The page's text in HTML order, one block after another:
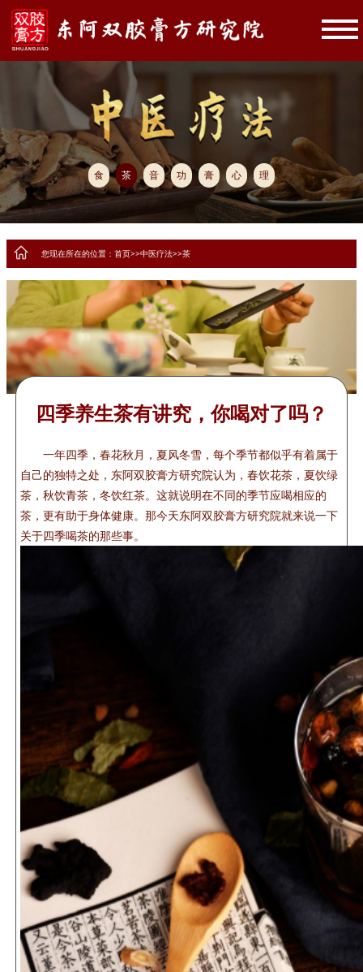
食 茶 音 功 膏 心 理
您现在所在的位置： 首页>>中医疗法>>茶
四季养生茶有讲究，你喝对了吗？
一年四季，春花秋月，夏风冬雪，每个季节都似乎有着属于
自己的独特之处，东阿双胶膏方研究院认为，春饮花茶，夏饮绿
茶，秋饮青茶，冬饮红茶。这就说明在不同的季节应喝相应的
茶，更有助于身体健康。那今天东阿双胶膏方研究院就来说一下
关于四季喝茶的那些事。